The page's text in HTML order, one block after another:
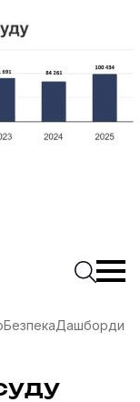
даніПочати
БезпекаДашборди